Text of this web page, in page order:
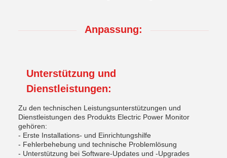
Anpassung:
Unterstützung und
Dienstleistungen:
Zu den technischen Leistungsunterstützungen und
Dienstleistungen des Produkts Electric Power Monitor
gehören:
- Erste Installations- und Einrichtungshilfe
- Fehlerbehebung und technische Problemlösung
- Unterstützung bei Software-Updates und -Upgrades